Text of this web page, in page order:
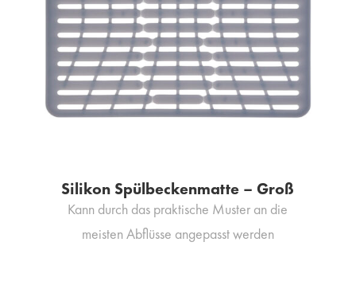
Silikon Spülbeckenmatte – Groß
Kann durch das praktische Muster an die
meisten Abflüsse angepasst werden